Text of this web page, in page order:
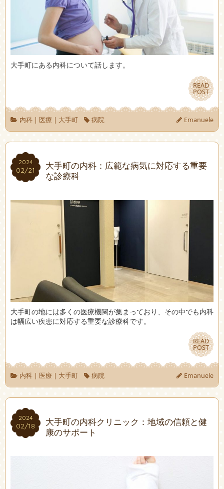
大手町にある内科について話します。
READ
POST
READ
POST
内科| 医療 | 大手町 病院 Emanuele
2024
02/21
2024
02/21
大手町の内科：広範な病気に対応する重要
な診療科
大手町の地には多くの医療機関が集まっており、その中でも内科
は幅広い疾患に対応する重要な診療科です。
READ
POST
READ
POST
内科| 医療 | 大手町 病院 Emanuele
2024
02/18
2024
02/18
大手町の内科クリニック：地域の信頼と健
康のサポート